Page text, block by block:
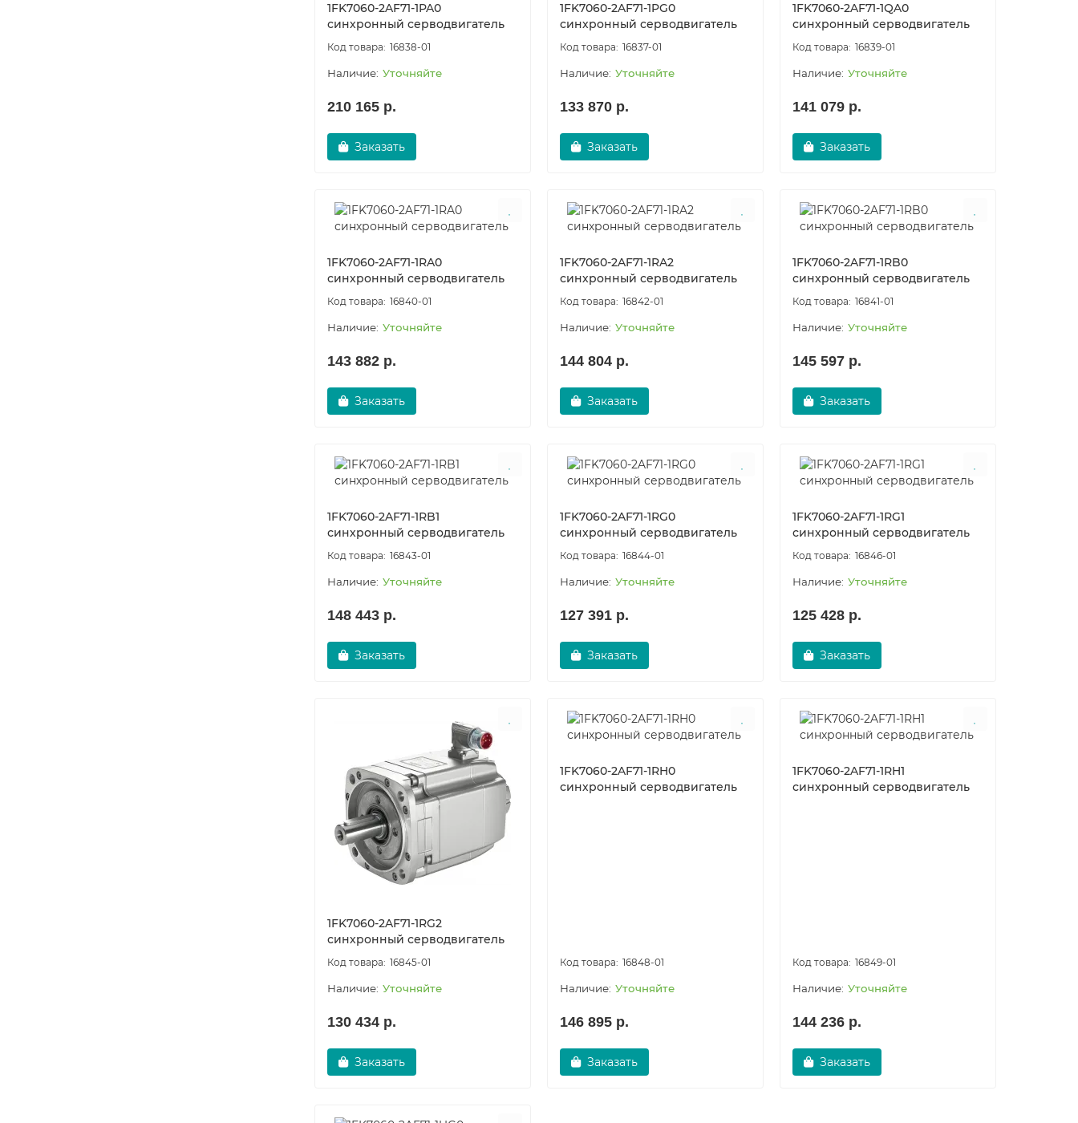
1FK7060-2AF71-1PA0
синхронный серводвигатель
16838-01
Уточняйте
210 165 р.
Заказать
1FK7060-2AF71-1PG0
синхронный серводвигатель
16837-01
Уточняйте
133 870 р.
Заказать
1FK7060-2AF71-1QA0
синхронный серводвигатель
16839-01
Уточняйте
141 079 р.
Заказать
1FK7060-2AF71-1RA0
синхронный серводвигатель
16840-01
Уточняйте
143 882 р.
Заказать
1FK7060-2AF71-1RA2
синхронный серводвигатель
16842-01
Уточняйте
144 804 р.
Заказать
1FK7060-2AF71-1RB0
синхронный серводвигатель
16841-01
Уточняйте
145 597 р.
Заказать
1FK7060-2AF71-1RB1
синхронный серводвигатель
16843-01
Уточняйте
148 443 р.
Заказать
1FK7060-2AF71-1RG0
синхронный серводвигатель
16844-01
Уточняйте
127 391 р.
Заказать
1FK7060-2AF71-1RG1
синхронный серводвигатель
16846-01
Уточняйте
125 428 р.
Заказать
1FK7060-2AF71-1RG2
синхронный серводвигатель
16845-01
Уточняйте
130 434 р.
Заказать
1FK7060-2AF71-1RH0
синхронный серводвигатель
16848-01
Уточняйте
146 895 р.
Заказать
1FK7060-2AF71-1RH1
синхронный серводвигатель
16849-01
Уточняйте
144 236 р.
Заказать